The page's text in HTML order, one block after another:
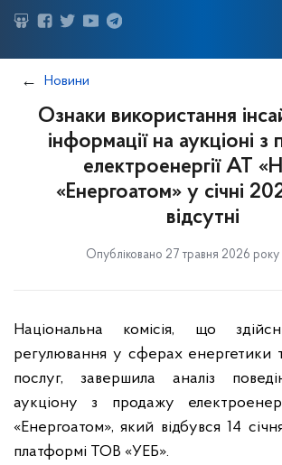
Новини
Ознаки використання
інформації на аукціоні
електроенергії АТ
«Енергоатом» у січні
відсутні
Опубліковано 27 травня 2026 року
Національна комісія, що
регулювання у сферах енергетики
послуг, завершила аналіз
аукціону з продажу
«Енергоатом», який відбувся 14
платформі ТОВ «УЕБ».